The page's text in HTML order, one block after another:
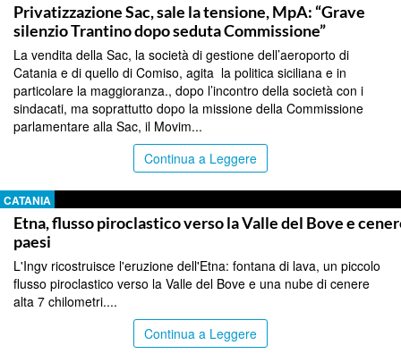
Privatizzazione Sac, sale la tensione, MpA: “Grave
silenzio Trantino dopo seduta Commissione”
La vendita della Sac, la società di gestione dell’aeroporto di
Catania e di quello di Comiso, agita la politica siciliana e in
particolare la maggioranza., dopo l’incontro della società con i
sindacati, ma soprattutto dopo la missione della Commissione
parlamentare alla Sac, il Movim...
Continua a Leggere
CATANIA
Etna, flusso piroclastico verso la Valle del Bove e
paesi
L'Ingv ricostruisce l'eruzione dell'Etna: fontana di lava, un piccolo
flusso piroclastico verso la Valle del Bove e una nube di cenere
alta 7 chilometri....
Continua a Leggere